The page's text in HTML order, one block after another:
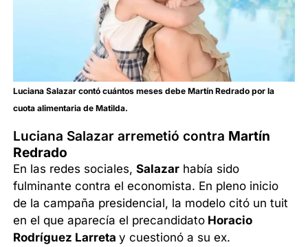
Luciana Salazar contó cuántos meses debe Martín Redrado por la
cuota alimentaria de Matilda.
Luciana Salazar arremetió contra Martín
Redrado
En las redes sociales,Salazar había sido
fulminante contra el economista. En pleno inicio
de la campaña presidencial, la modelo citó un tuit
en el que aparecía el precandidato Horacio
Rodríguez Larretay cuestionó a su ex.